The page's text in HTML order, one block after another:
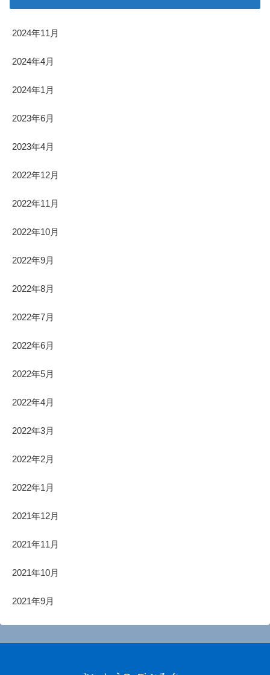
2024年11月
2024年4月
2024年1月
2023年6月
2023年4月
2022年12月
2022年11月
2022年10月
2022年9月
2022年8月
2022年7月
2022年6月
2022年5月
2022年4月
2022年3月
2022年2月
2022年1月
2021年12月
2021年11月
2021年10月
2021年9月